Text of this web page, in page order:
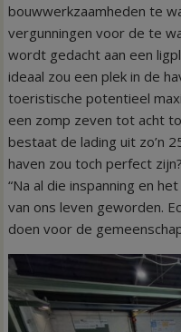
bouwwerkzaamheden te
vergunningen voor de te
wordt gedacht aan een
ideaal zou een plek in de
toeristische potentieel
een zomp zeven tot acht
bestaat de lading uit zo’n
haven zou toch perfect
“Na al die inspanning en
van ons leven geworden.
doen voor de